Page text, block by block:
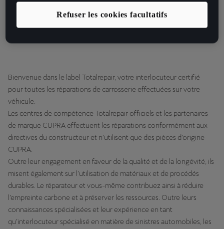
solutions de réparation durables.
Trouver un partenaire
Bienvenue dans le label Totalrepair, votre interlocuteur certifié
pour toutes les réparations de carrosserie effectuées sur votre
véhicule.
Les centres de compétence Totalrepair officiels et les partenaires
de marque CUPRA effectuent les réparations conformément aux
directives du constructeur et n’utilisent que des pièces d’origine
CUPRA.
Outre leur engagement en faveur de la qualité et de la longévité, ils
misent également sur l’utilisation de matériaux et de procédés
durables. Le réparateur et vous-même contribuez ainsi à réduire
l’empreinte carbone et à préserver les ressources. Outre leurs
connaissances spécialisées et leur expérience en tant
qu’interlocuteur spécialisé en matière de sinistres automobiles, les
Refuser les cookies facultatifs